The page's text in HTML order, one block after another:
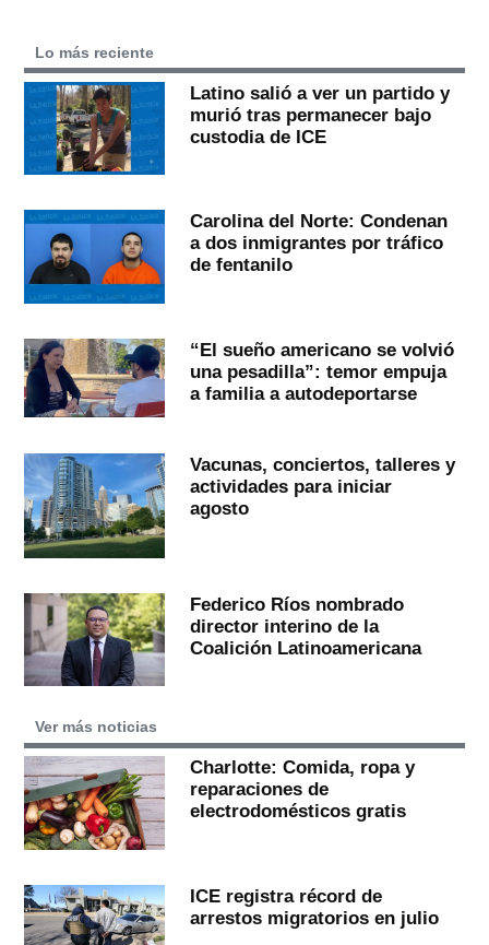
Lo más reciente
Latino salió a ver un partido y
murió tras permanecer bajo
custodia de ICE
Carolina del Norte: Condenan
a dos inmigrantes por tráfico
de fentanilo
“El sueño americano se volvió
una pesadilla”: temor empuja
a familia a autodeportarse
Vacunas, conciertos, talleres y
actividades para iniciar
agosto
Federico Ríos nombrado
director interino de la
Coalición Latinoamericana
Ver más noticias
Charlotte: Comida, ropa y
reparaciones de
electrodomésticos gratis
ICE registra récord de
arrestos migratorios en julio